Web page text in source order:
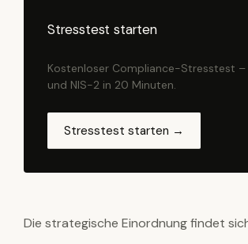
Stresstest starten
Kostenloser Compliance-Stresstest –
und NIS-2 in 20 Minuten.
Stresstest starten →
Die strategische Einordnung findet